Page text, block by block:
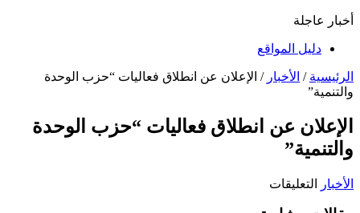
أخبار عاجلة
دليل المواقع
الرئيسية / الأخبار / الإعلان عن انطلاق فعاليات “حزب الوحدة
والتنمية”
الإعلان عن انطلاق فعاليات “حزب الوحدة
والتنمية”
الأخبار التعليقات